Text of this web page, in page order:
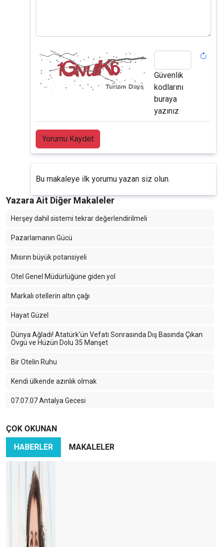
Güvenlik
kodlarını
buraya
yazınız
Yorumu Kaydet
Bu makaleye ilk yorumu yazan siz olun.
Yazara Ait Diğer Makaleler
Herşey dahil sistemi tekrar değerlendirilmeli
Pazarlamanın Gücü
Mısırın büyük potansiyeli
Otel Genel Müdürlüğüne giden yol
Markalı otellerin altın çağı
Hayat Güzel
Dünya Ağladı! Atatürk'ün Vefatı Sonrasında Dış Basında Çıkan
Övgü ve Hüzün Dolu 35 Manşet
Bir Otelin Ruhu
Kendi ülkende azınlık olmak
07.07.07 Antalya Gecesi
Genel müdür, genel müdür müdür?
Resort otelciliğinin ve herşey dahilin altın çağı
Ekonomi Corona tanımaz
Kötünün daha kötüsü de varmış
Herkes bir gün Otelci olacak
Banka Otel Acente çıkmazı
ÇOK OKUNAN
HABERLER
MAKALELER